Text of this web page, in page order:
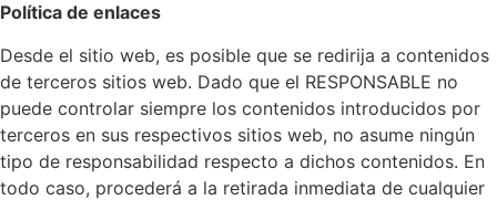
Política de enlaces
Desde el sitio web, es posible que se redirija a contenidos
de terceros sitios web. Dado que el RESPONSABLE no
puede controlar siempre los contenidos introducidos por
terceros en sus respectivos sitios web, no asume ningún
tipo de responsabilidad respecto a dichos contenidos. En
todo caso, procederá a la retirada inmediata de cualquier